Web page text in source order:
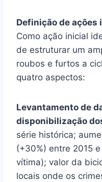
Definição de ações
Como ação inicial
de estruturar um
roubos e furtos a
quatro aspectos:
Levantamento de
disponibilização
série histórica;
(+30%) entre 2015
vítima); valor da
locais onde os